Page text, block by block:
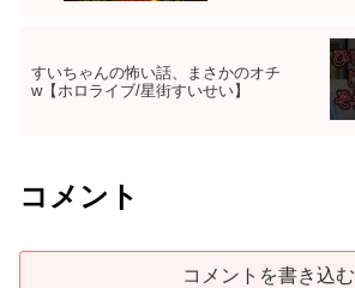
すいちゃんの怖い話、まさかのオチ
w【ホロライブ/星街すいせい】
コメント
コメントを書き込む